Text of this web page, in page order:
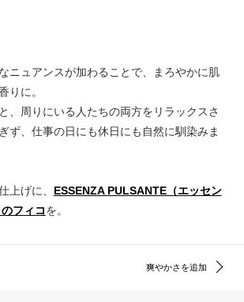
ニュアンスが加わることで、まろやかに肌
りに。
、周りにいる人たちの両方をリラックスさ
ず、仕事の日にも休日にも自然に馴染みま
上げに、 ESSENZA PULSANTE（エッセン
フィコを。
爽やかさを追加